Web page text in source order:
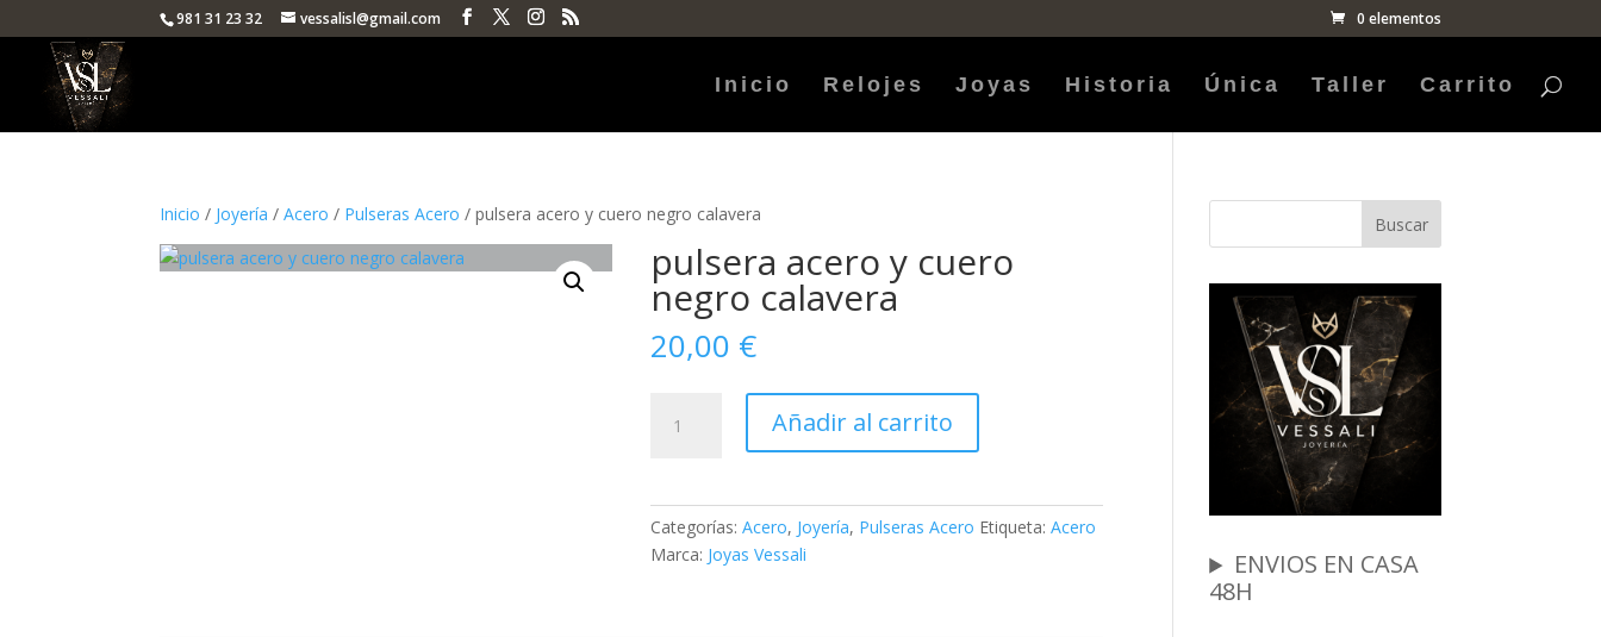
981 31 23 32 vessalisl@gmail.com 0 elementos
Inicio Relojes Joyas Historia Única Taller Carrito
Inicio / Joyería /Acero / Pulseras Acero / pulsera acero y cuero negro calavera
pulsera acero y cuero
negro calavera
20,00 €
acero
calavera
cantidad
Añadir al carrito
Categorías:Acero, Joyería, Pulseras Acero Etiqueta:Acero
Marca: Joyas Vessali
Buscar
ENVIOS EN CASA
48H